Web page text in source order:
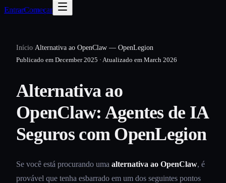
EntrarComeçar
Início/Alternativa ao OpenClaw — OpenLegion
Publicado em December 2025 · Atualizado em March 2026
Alternativa ao
OpenClaw: Agentes de IA
Seguros com OpenLegion
Se você está procurando uma alternativa ao OpenClaw, é
provável que tenha esbarrado em um dos seguintes pontos